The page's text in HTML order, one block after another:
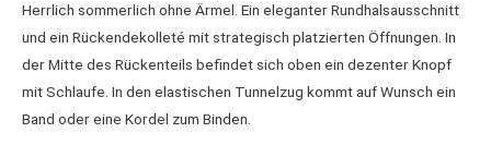
Herrlich sommerlich ohne Ärmel. Ein eleganter Rundhalsausschnitt
und ein Rückendekolleté mit strategisch platzierten Öffnungen. In
der Mitte des Rückenteils befindet sich oben ein dezenter Knopf
mit Schlaufe. In den elastischen Tunnelzug kommt auf Wunsch ein
Band oder eine Kordel zum Binden.